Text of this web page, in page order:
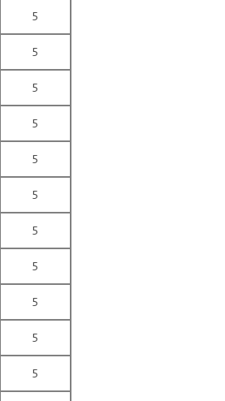
5
5
5
5
5
5
5
5
5
5
5